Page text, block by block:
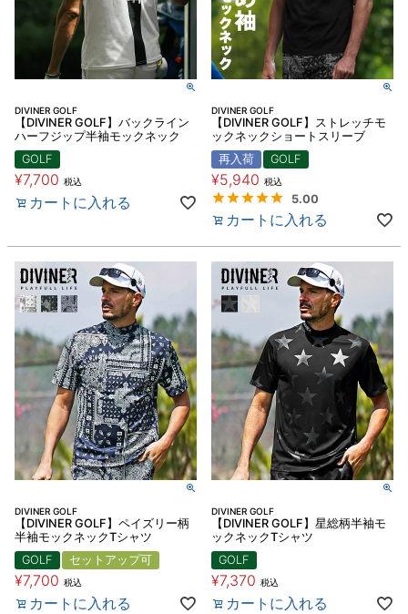
DIVINER GOLF
【DIVINER GOLF】バックライン
ハーフジップ半袖モックネック
GOLF
¥7,700 税込
カートに入れる
DIVINER GOLF
【DIVINER GOLF】ストレッチモ
ックネックショートスリーブ
再入荷
GOLF
¥5,940 税込
5.00
カートに入れる
DIVINER GOLF
【DIVINER GOLF】ペイズリー柄
半袖モックネックTシャツ
GOLF
セットアップ可
¥7,700 税込
カートに入れる
DIVINER GOLF
【DIVINER GOLF】星総柄半袖モ
ックネックTシャツ
GOLF
¥7,370 税込
カートに入れる